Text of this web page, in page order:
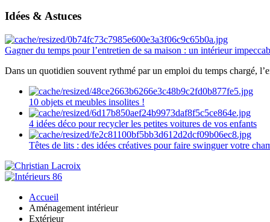
Idées & Astuces
Gagner du temps pour l’entretien de sa maison : un intérieur
Dans un quotidien souvent rythmé par un emploi du temps chargé,
10 objets et meubles insolites !
4 idées déco pour recycler les petites voitures de vos enfants
Têtes de lits : des idées créatives pour faire swinguer votre
Accueil
Aménagement intérieur
Extérieur